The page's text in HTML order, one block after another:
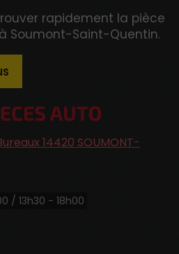
14420 SOUMONT-
/ 13h30 - 18h00
rapidement la pièce
Soumont-Saint-Quentin.